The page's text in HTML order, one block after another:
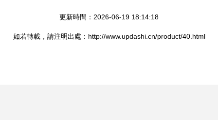
更新時間：2026-06-19 18:14:18
如若轉載，請注明出處：http://www.updashi.cn/product/40.html